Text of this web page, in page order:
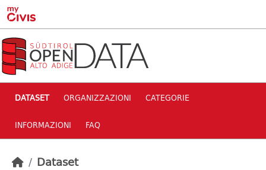
Skip to main content
DATASET ORGANIZZAZIONI CATEGORIE
INFORMAZIONI FAQ
Dataset